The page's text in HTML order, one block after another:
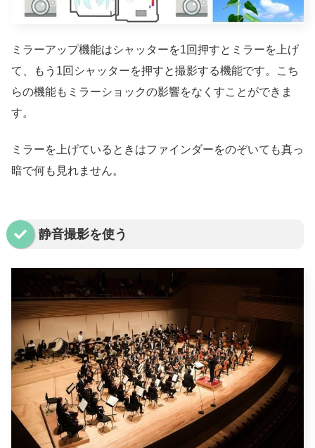
ミラーアップ機能はシャッターを1回押すとミラーを上げ
て、もう1回シャッターを押すと撮影する機能です。こち
らの機能もミラーショックの影響をなくすことができま
す。
ミラーを上げているときはファインダーをのぞいても真っ
暗で何も見れません。
静音撮影を使う